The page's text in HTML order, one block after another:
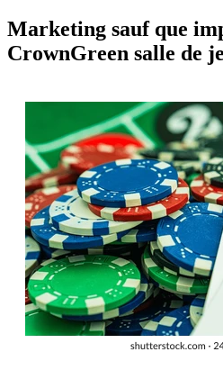
Marketing sauf que
CrownGreen salle de